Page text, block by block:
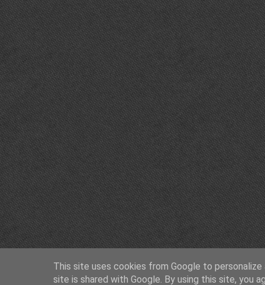
This site uses cookies from Google to
site is shared with Google. By using this site, you